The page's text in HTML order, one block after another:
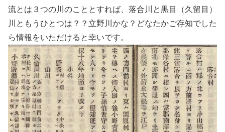
流とは３つの川のこととすれば、落合川と黒目（久留目）
川ともうひとつは？？立野川かな？どなたかご存知でした
ら情報をいただけると幸いです。